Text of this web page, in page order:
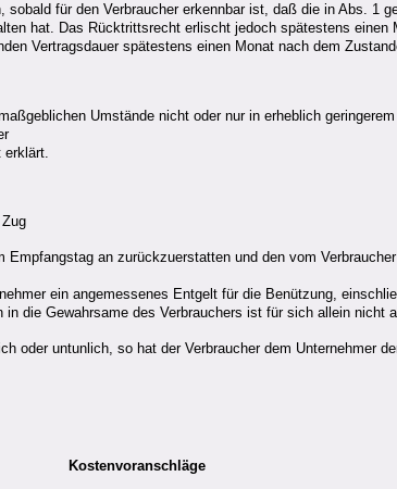
für den Verbraucher erkennbar ist, daß die in Abs. 1
hat. Das Rücktrittsrecht erlischt jedoch spätestens
Vertragsdauer spätestens einen Monat nach dem
Umstände nicht oder nur in erheblich
an zurückzuerstatten und den vom
ein angemessenes Entgelt für die Benützung,
die Gewahrsame des Verbrauchers ist für sich allein nicht
oder untunlich, so hat der Verbraucher dem Unternehmer
Kostenvoranschläge